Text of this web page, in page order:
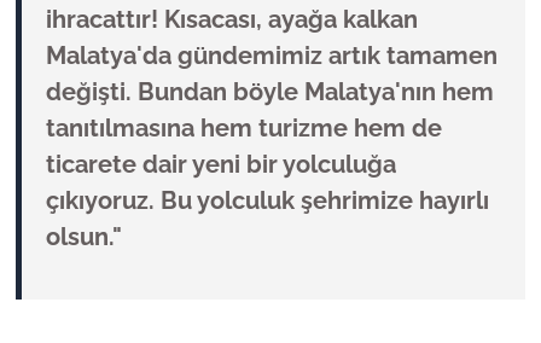
ihracattır! Kısacası, ayağa kalkan
Malatya'da gündemimiz artık tamamen
değişti. Bundan böyle Malatya'nın hem
tanıtılmasına hem turizme hem de
ticarete dair yeni bir yolculuğa
çıkıyoruz. Bu yolculuk şehrimize hayırlı
olsun."